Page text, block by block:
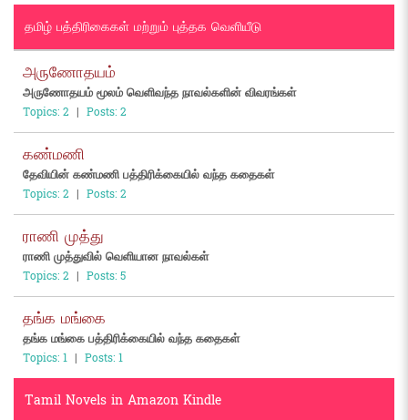
தமிழ் பத்திரிகைகள் மற்றும் புத்தக வெளியீடு
அருணோதயம்
அருணோதயம் மூலம் வெளிவந்த நாவல்களின் விவரங்கள்
Topics: 2 | Posts: 2
கண்மணி
தேவியின் கண்மணி பத்திரிக்கையில் வந்த கதைகள்
Topics: 2 | Posts: 2
ராணி முத்து
ராணி முத்துவில் வெளியான நாவல்கள்
Topics: 2 | Posts: 5
தங்க மங்கை
தங்க மங்கை பத்திரிக்கையில் வந்த கதைகள்
Topics: 1 | Posts: 1
Tamil Novels in Amazon Kindle